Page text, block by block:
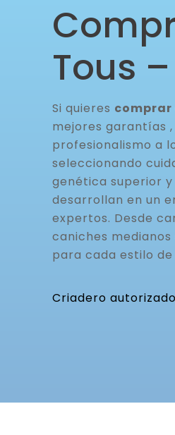
Tous
Si quieres comprar
mejores garantías
profesionalismo a
seleccionando
genética superior
desarrollan en un
expertos. Desde
caniches
para cada estilo de
Criadero